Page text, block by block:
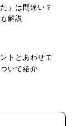
」は間違い？
解説
トとあわせて
いて紹介